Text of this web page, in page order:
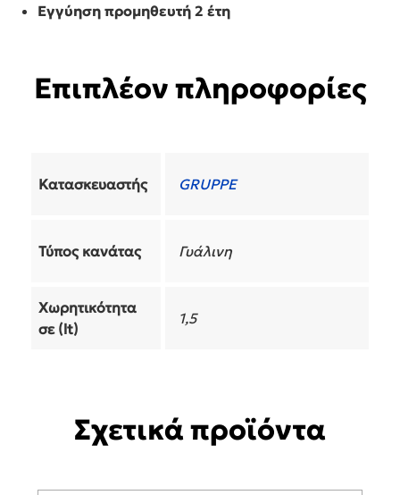
Εγγύηση προμηθευτή 2 έτη
Επιπλέον πληροφορίες
Κατασκευαστής GRUPPE
Τύπος κανάτας Γυάλινη
Χωρητικότητα
σε (lt)
1,5
Σχετικά προϊόντα